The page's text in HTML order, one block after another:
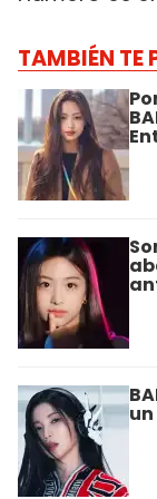
TAMBIÉN TE